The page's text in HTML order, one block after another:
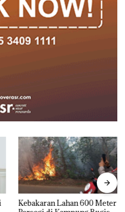
Kebakaran Lahan 600 Meter